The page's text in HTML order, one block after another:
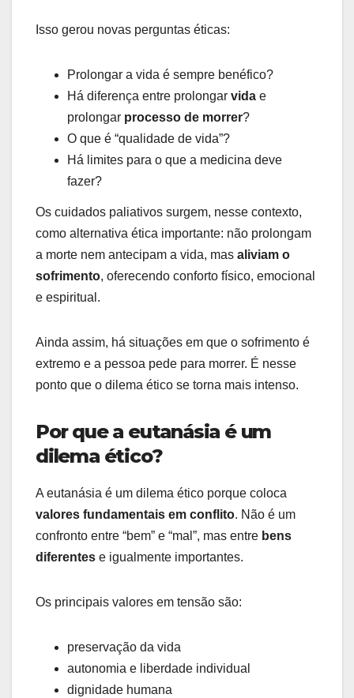
Isso gerou novas perguntas éticas:
Prolongar a vida é sempre benéfico?
Há diferença entre prolongar vida e
prolongar processo de morrer?
O que é “qualidade de vida”?
Há limites para o que a medicina deve
fazer?
Os cuidados paliativos surgem, nesse contexto,
como alternativa ética importante: não prolongam
a morte nem antecipam a vida, mas aliviam o
sofrimento, oferecendo conforto físico, emocional
e espiritual.
Ainda assim, há situações em que o sofrimento é
extremo e a pessoa pede para morrer. É nesse
ponto que o dilema ético se torna mais intenso.
Por que a eutanásia é um
dilema ético?
A eutanásia é um dilema ético porque coloca
valores fundamentais em conflito. Não é um
confronto entre “bem” e “mal”, mas entre bens
diferentes e igualmente importantes.
Os principais valores em tensão são:
preservação da vida
autonomia e liberdade individual
dignidade humana